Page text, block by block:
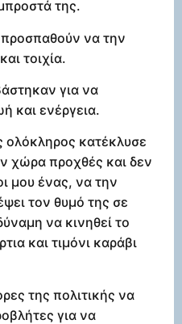
της.
προσπαθούν να την
τοιχία.
για να
και ενέργεια.
κατέκλυσε
χώρα προχθές και δεν
μου ένας, να την
τον θυμό της σε
να κινηθεί το
και τιμόνι καράβι
της πολιτικής να
για να